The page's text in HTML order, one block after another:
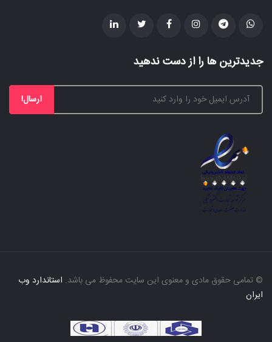
جدیدترین ها را از دست ندهید
ارسال!
© تمامی حقوق مادی و معنوی این سایت محفوظ می باشد. استاندارد وب
ایران